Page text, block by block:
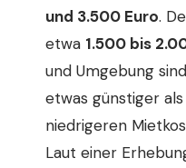
und 3.500 Euro.
etwa 1.500 bis
und Umgebung
etwas günstiger
niedrigeren
Laut einer